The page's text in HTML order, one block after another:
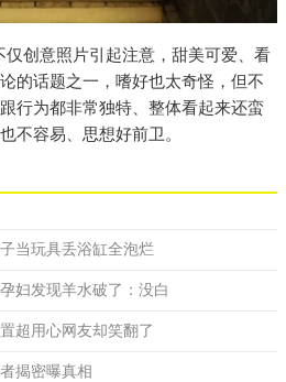
仅创意照片引起注意，甜美可爱、看
的话题之一，嗜好也太奇怪，但不
行为都非常独特、整体看起来还蛮
不容易、思想好前卫。
当玩具丢浴缸全泡烂
妇发现羊水破了：没白
超用心网友却笑翻了
揭密曝真相